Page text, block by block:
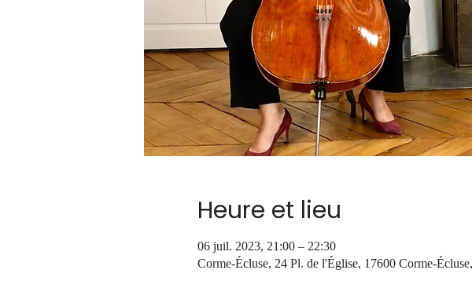
Heure et lieu
06 juil. 2023, 21:00 – 22:30
Corme-Écluse, 24 Pl. de l'Église, 17600 Corme-